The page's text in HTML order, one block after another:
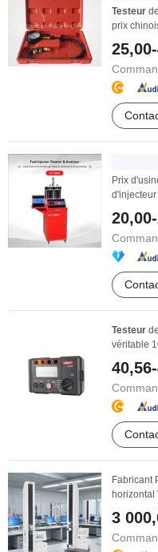
Testeur
prix
Prix
Testeur
véritable
Fabricant
horizontal
3